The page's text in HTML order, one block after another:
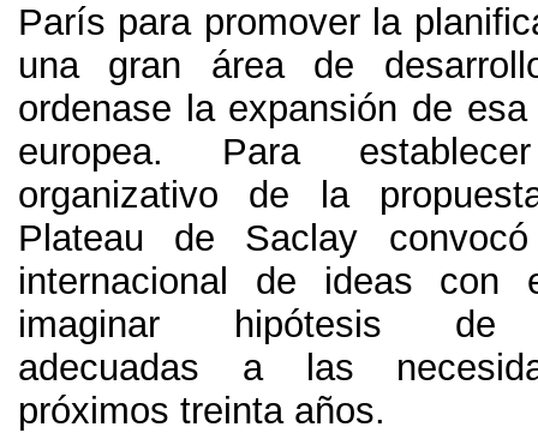
París para promover la
una gran área de
ordenase la expansión de
europea. Para
organizativo de la
Plateau de Saclay
internacional de ideas con
imaginar hipótesis de
adecuadas a las
próximos treinta años.